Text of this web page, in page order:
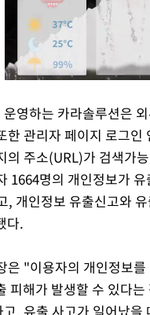
영하는 카라솔루션은
한 관리자 페이지 로그
의 주소(URL)가 검색가
1664명의 개인정보가
, 개인정보 유출신고와
다.
은 "이용자의 개인정보
피해가 발생할 수 있다
, 유출 사고가 일어났